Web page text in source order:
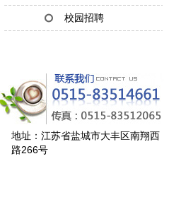
校园招聘
地址：江苏省盐城市大丰区南翔西
路266号